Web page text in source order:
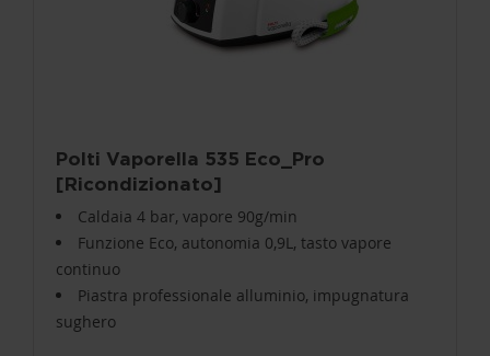
Polti Vaporella 535 Eco_Pro
[Ricondizionato]
Caldaia 4 bar, vapore 90g/min
Funzione Eco, autonomia 0,9L, tasto vapore
continuo
Piastra professionale alluminio, impugnatura
sughero